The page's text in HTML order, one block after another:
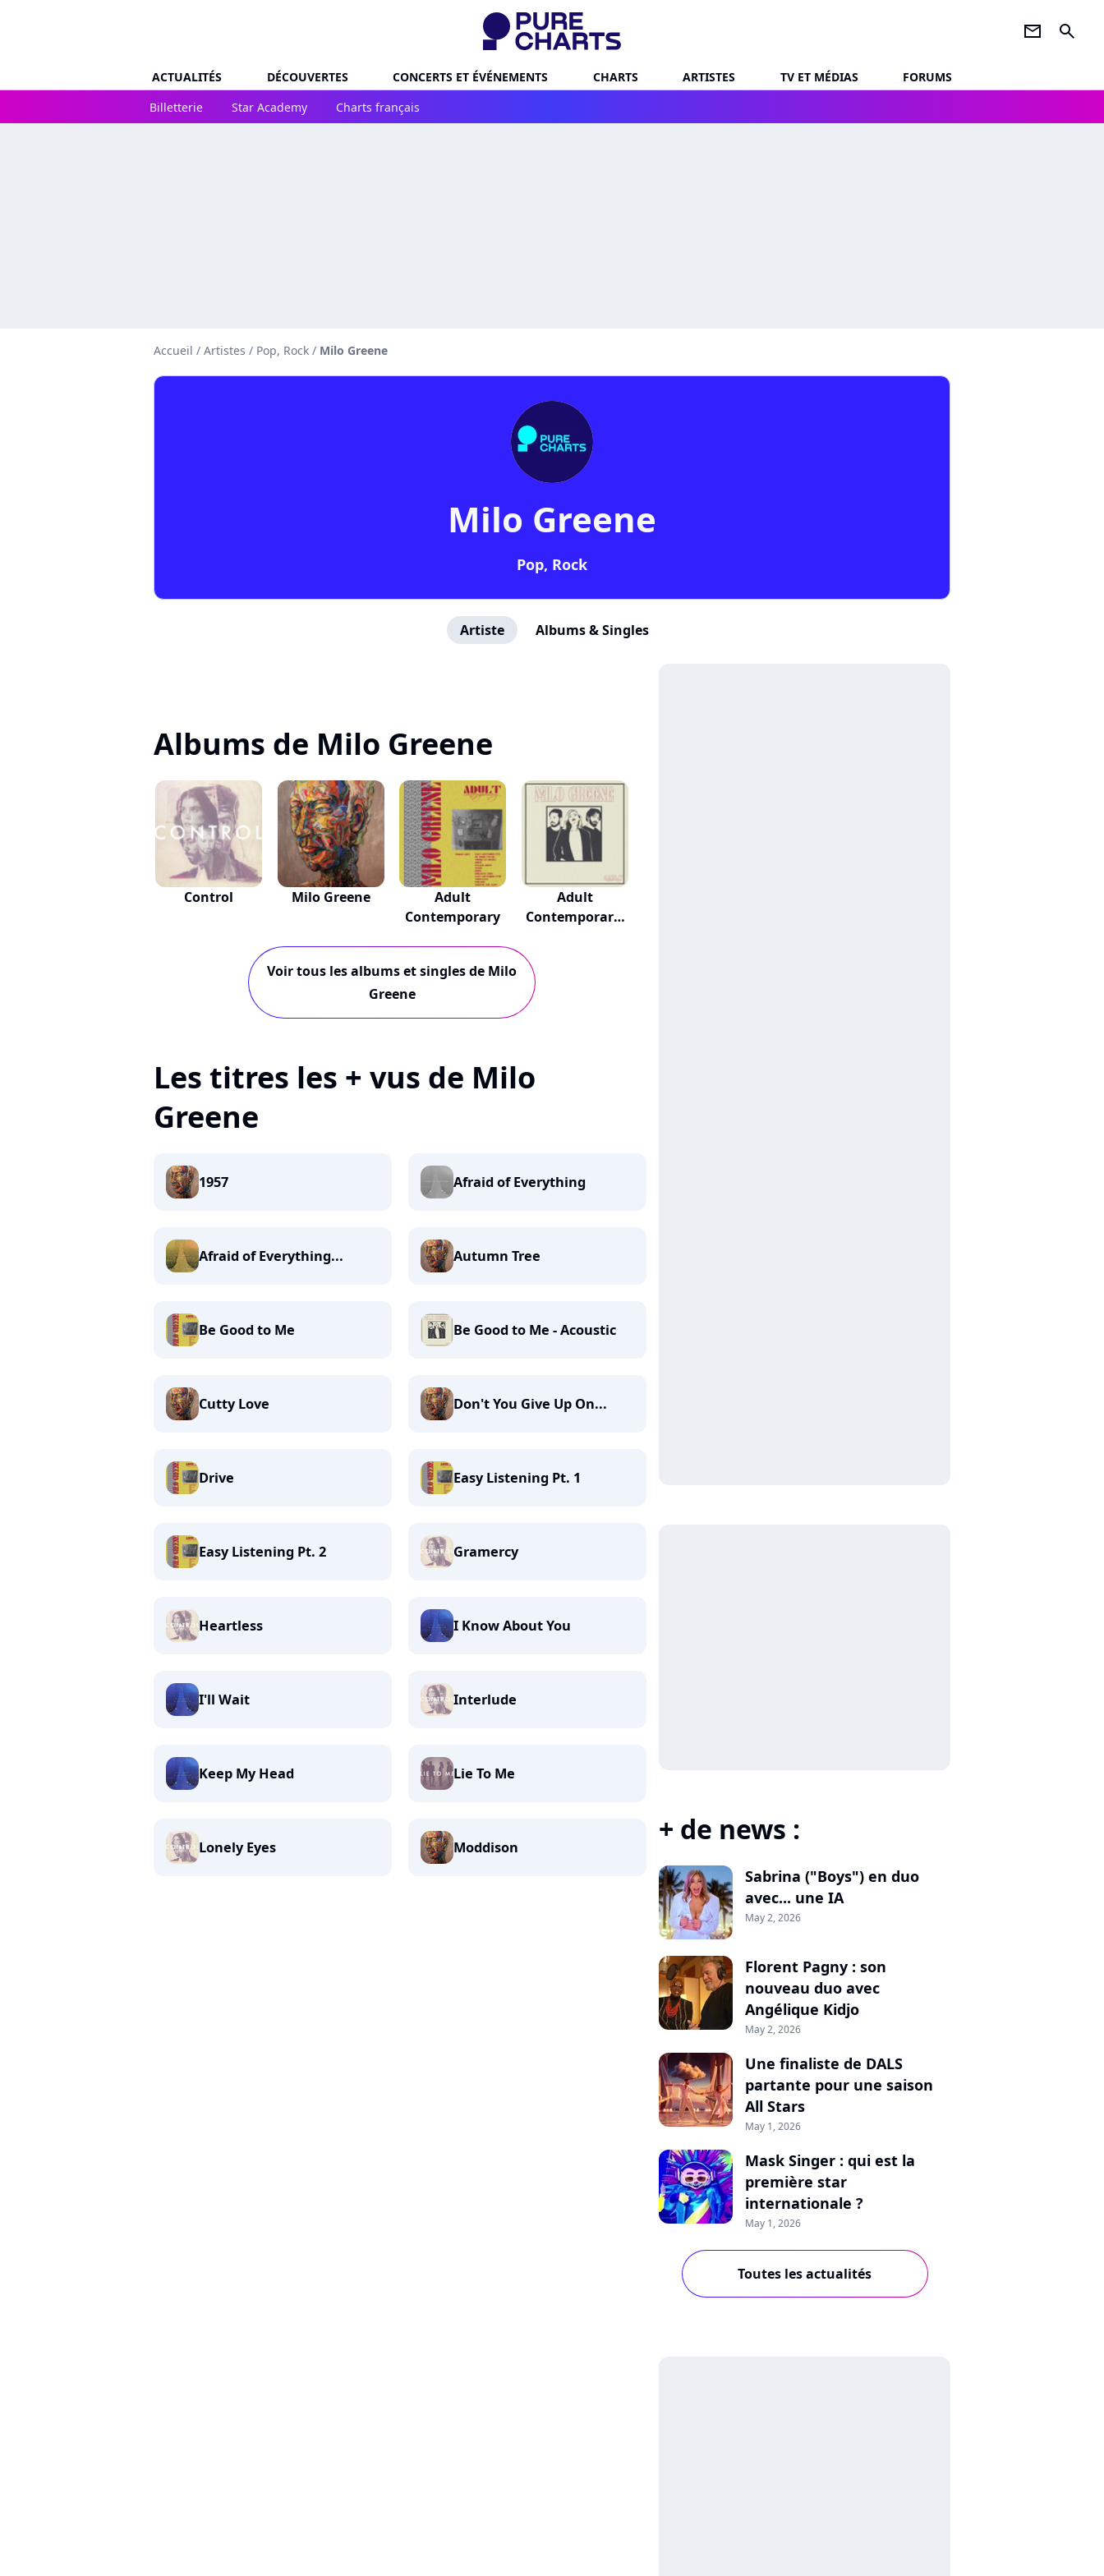
newsletter search
ACTUALITÉS DÉCOUVERTES CONCERTS ET ÉVÉNEMENTS CHARTS ARTISTES TV ET MÉDIAS
FORUMS
Billetterie
Star Academy Charts français
Accueil / Artistes / Pop, Rock / Milo Greene
Milo Greene
Pop, Rock
Artiste Albums & Singles
Albums de Milo Greene
Control Milo Greene
Adult
Contemporary
Adult
Contemporary:
Voir tous les albums et singles de Milo
Greene
Les titres les + vus de Milo
Greene
1957 Afraid of Everything
Afraid of Everything... Autumn Tree
Be Good to Me Be Good to Me - Acoustic
Cutty Love Don't You Give Up On...
Drive Easy Listening Pt. 1
Easy Listening Pt. 2 Gramercy
Heartless I Know About You
I'll Wait Interlude
Keep My Head Lie To Me
Lonely Eyes Moddison
+ de news :
Sabrina ("Boys") en duo
avec... une IA
May 2, 2026
Florent Pagny : son
nouveau duo avec
Angélique Kidjo
May 2, 2026
Une finaliste de DALS
partante pour une saison
All Stars
May 1, 2026
Mask Singer : qui est la
première star
internationale ?
May 1, 2026
Toutes les actualités